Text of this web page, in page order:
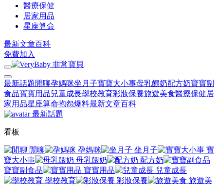
醫療保健
居家用品
星座算命
最新文章百科
免費加入
最新話題 閒聊孕媽咪坐月子寶寶大小事母乳餵奶配方奶寶寶副
食品寶寶用品兒童成長學校教育彩妝保養旅遊美食醫療保健居
家用品星座算命抱怨爆料最新文章百科
最新話題
看板
閒聊 孕媽咪 坐月子
寶
寶大小事
母乳餵奶
配方奶
寶寶副食品
寶寶用品
兒童成長
學校教育
彩妝保養
旅遊美